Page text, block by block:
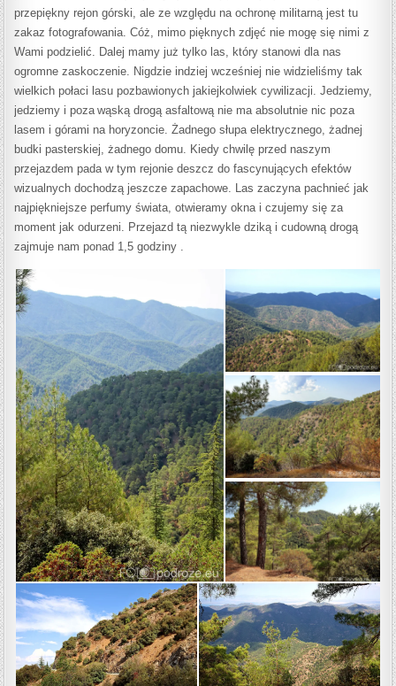
przepiękny rejon górski, ale ze względu na ochronę militarną jest tu
zakaz fotografowania. Cóż, mimo pięknych zdjęć nie mogę się nimi z
Wami podzielić. Dalej mamy już tylko las, którystanowi dla nas
ogromne zaskoczenie. Nigdzie indziej wcześniej nie widzieliśmy tak
wielkich połaci lasu pozbawionych jakiejkolwiek cywilizacji.Jedziemy,
jedziemy i poza wąską drogą asfaltową nie ma abso lutnie nic poza
lasem i górami na horyzoncie. Żadnego słupa elektrycznego, żadnej
budki pasterskiej, żadnego domu. Kiedy chwilę przed naszym
przejazdem pada w tym rejonie deszcz do fascynujących efektów
wizualnych dochodząjeszcze zapachowe. Las zaczyna pachnieć jak
najpiękniejsze perfumy świata, otwieramy okna i czujemy się za
moment jak odurzeni. Przejazd tą niezwykle dziką i cudowną drogą
zajmuje nam ponad 1,5 godziny .